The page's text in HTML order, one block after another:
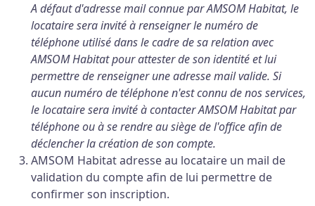
A défaut d'adresse mail connue par AMSOM Habitat, le
locataire sera invité à renseigner le numéro de
téléphone utilisé dans le cadre de sa relation avec
AMSOM Habitat pour attester de son identité et lui
permettre de renseigner une adresse mail valide. Si
aucun numéro de téléphone n'est connu de nos services,
le locataire sera invité à contacter AMSOM Habitat par
téléphone ou à se rendre au siège de l'office afin de
déclencher la création de son compte.
AMSOM Habitat adresse au locataire un mail de
validation du compte afin de lui permettre de
confirmer son inscription.